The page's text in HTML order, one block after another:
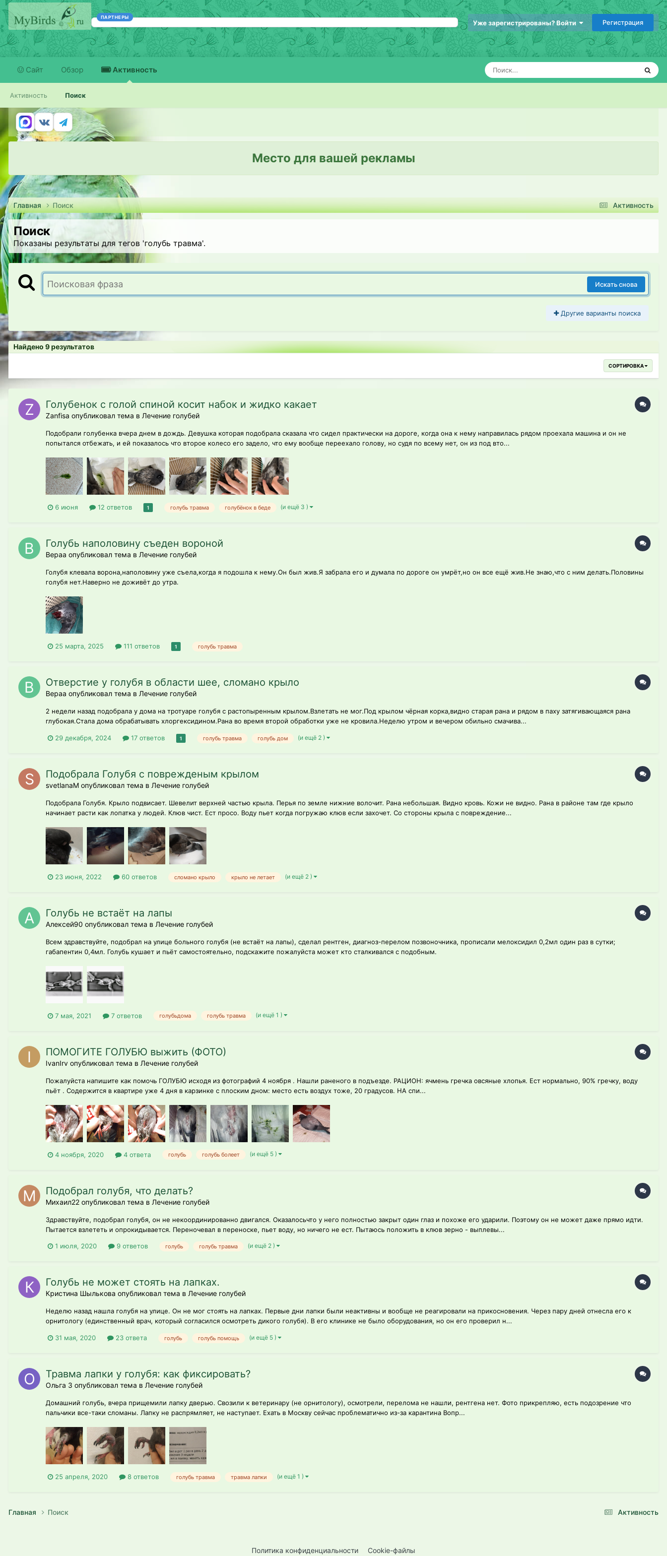
ПАРТНЕРЫ
Уже зарегистрированы? Войти Регистрация
Сайт Обзор Активность
Активность Поиск
Место для вашей рекламы
Активность
Главная Поиск
Поиск
Показаны результаты для тегов 'голубь травма'.
Искать снова
Другие варианты поиска
Найдено 9 результатов
СОРТИРОВКА
Голубенок с голой спиной косит набок и жидко какает
Zanfisa опубликовал тема в Лечение голубей
Подобрали голубенка вчера днем в дождь. Девушка которая подобрала сказала что сидел практически на дороге, когда она к нему направилась рядом проехала машина и он не
попытался отбежать, и ей показалось что второе колесо его задело, что ему вообще переехало голову, но судя по всему нет, он из под вто...
6 июня 12 ответов 1 голубь травма голубёнок в беде (и ещё 3 )
Голубь наполовину съеден вороной
Вераа опубликовал тема в Лечение голубей
Голубя клевала ворона,наполовину уже съела,когда я подошла к нему.Он был жив.Я забрала его и думала по дороге он умрёт,но он все ещё жив.Не знаю,что с ним делать.Половины
голубя нет.Наверно не доживёт до утра.
25 марта, 2025 111 ответов 1 голубь травма
Отверстие у голубя в области шее, сломано крыло
Вераа опубликовал тема в Лечение голубей
2 недели назад подобрала у дома на тротуаре голубя с растопыренным крылом.Взлетать не мог.Под крылом чёрная корка,видно старая рана и рядом в паху затягивающаяся рана
глубокая.Стала дома обрабатывать хлоргексидином.Рана во время второй обработки уже не кровила.Неделю утром и вечером обильно смачива...
29 декабря, 2024 17 ответов 1 голубь травма голубь дом (и ещё 2 )
Подобрала Голубя с поврежденым крылом
svetlanаM опубликовал тема в Лечение голубей
Подобрала Голубя. Крыло подвисает. Шевелит верхней частью крыла. Перья по земле нижние волочит. Рана небольшая. Видно кровь. Кожи не видно. Рана в районе там где крыло
начинает расти как лопатка у людей. Клюв чист. Ест просо. Воду пьет когда погружаю клюв если захочет. Со стороны крыла с повреждение...
23 июня, 2022 60 ответов сломано крыло крыло не летает (и ещё 2 )
Голубь не встаёт на лапы
Алексей90 опубликовал тема в Лечение голубей
Всем здравствуйте, подобрал на улице больного голубя (не встаёт на лапы), сделал рентген, диагноз-перелом позвоночника, прописали мелоксидил 0,2мл один раз в сутки;
габапентин 0,4мл. Голубь кушает и пьёт самостоятельно, подскажите пожалуйста может кто сталкивался с подобным.
7 мая, 2021 7 ответов голубьдома голубь травма (и ещё 1 )
ПОМОГИТЕ ГОЛУБЮ выжить (ФОТО)
IvanIrv опубликовал тема в Лечение голубей
Пожалуйста напишите как помочь ГОЛУБЮ исходя из фотографий 4 ноября . Нашли раненого в подъезде. РАЦИОН: ячмень гречка овсяные хлопья. Ест нормально, 90% гречку, воду
пьёт . Содержится в квартире уже 4 дня в карзинке с плоским дном: место есть воздух тоже, 20 градусов. НА спи...
4 ноября, 2020 4 ответа голубь голубь болеет (и ещё 5 )
Подобрал голубя, что делать?
Михаил22 опубликовал тема в Лечение голубей
Здравствуйте, подобрал голубя, он не некоординированно двигался. Оказалосьчто у него полностью закрыт один глаз и похоже его ударили. Поэтому он не может даже прямо идти.
Пытается взлететь и опрокидывается. Переночевал в переноске, пьет воду, но ничего не ест. Пытаюсь положить в клюв зерно - выплевы...
1 июля, 2020 9 ответов голубь голубь травма (и ещё 2 )
Голубь не может стоять на лапках.
Кристина Шылькова опубликовал тема в Лечение голубей
Неделю назад нашла голубя на улице. Он не мог стоять на лапках. Первые дни лапки были неактивны и вообще не реагировали на прикосновения. Через пару дней отнесла его к
орнитологу (единственный врач, который согласился осмотреть дикого голубя). В его клинике не было оборудования, но он его проверил н...
31 мая, 2020 23 ответа голубь голубь помощь (и ещё 5 )
Травма лапки у голубя: как фиксировать?
Ольга З опубликовал тема в Лечение голубей
Домашний голубь, вчера прищемили лапку дверью. Свозили к ветеринару (не орнитологу), осмотрели, перелома не нашли, рентгена нет. Фото прикрепляю, есть подозрение что
пальчики все-таки сломаны. Лапку не распрямляет, не наступает. Ехать в Москву сейчас проблематично из-за карантина Вопр...
25 апреля, 2020 8 ответов голубь травма травма лапки (и ещё 1 )
Активность
Главная Поиск
Политика конфиденциальности Cookie-файлы